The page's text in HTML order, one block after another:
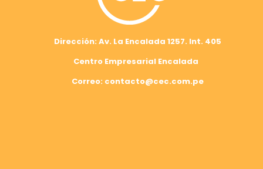
Dirección: Av. La Encalada 1257. Int. 405
Centro Empresarial Encalada
Correo: contacto@cec.com.pe